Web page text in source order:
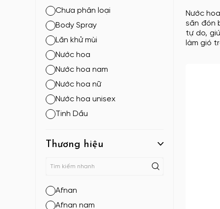
Chưa phân loại
Body Spray
Lăn khử mùi
Nước hoa
Nước hoa nam
Nước hoa nữ
Nước hoa unisex
Tinh Dầu
Thương hiệu
Afnan
Afnan nam
Nước
săn đón
tự do,
làm gió